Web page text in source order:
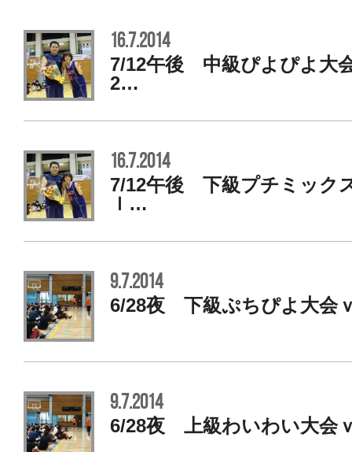
16.7.2014
7/12午後 中級ぴよぴよ大
2…
16.7.2014
7/12午後 下級プチミック
ｌ…
9.7.2014
6/28夜 下級ぷちぴよ大会
9.7.2014
6/28夜 上級わいわい大会